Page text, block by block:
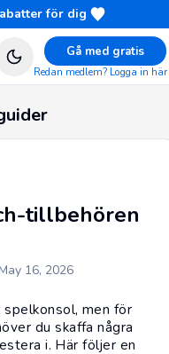
för dig
Gå med gratis
Redan medlem? Logga in här
tillbehören
16, 2026
spelkonsol, men för
du skaffa några
i. Här följer en